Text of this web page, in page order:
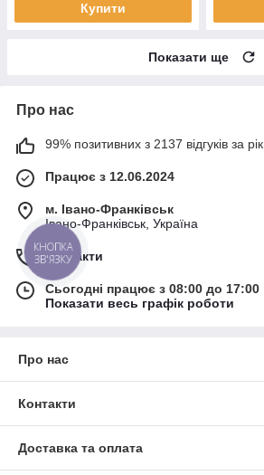
Купити
Показати ще
Про нас
99% позитивних з 2137 відгуків за рік
Працює з 12.06.2024
м. Івано-Франківськ
Івано-Франківськ, Україна
Контакти
Сьогодні працює з 08:00 до 17:00
Показати весь графік роботи
Про нас
Контакти
Доставка та оплата
КНОПКА
ЗВ'ЯЗКУ